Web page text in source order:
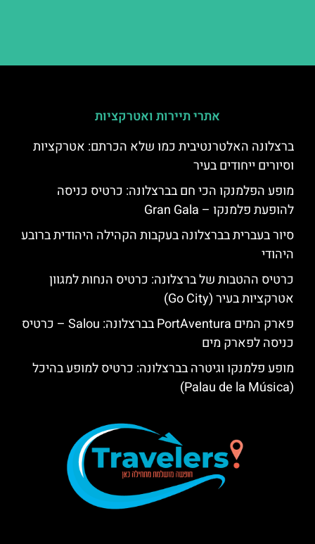
אתרי תיירות ואטרקציות
ברצלונה האלטרנטיבית כמו שלא הכרתם: אטרקציות
וסיורים ייחודים בעיר
מופע הפלמנקו הכי חם בברצלונה: כרטיס כניסה
להופעת פלמנקו – Gran Gala
סיור בעברית בברצלונה בעקבות הקהילה היהודית ברובע
היהודי
כרטיס ההטבות של ברצלונה: כרטיס הנחות למגוון
אטרקציות בעיר (Go City)
פארק המים PortAventura בברצלונה: Salou – כרטיס
כניסה לפארק מים
מופע פלמנקו וגיטרה בברצלונה: כרטיס למופע בהיכל
(Palau de la Música)